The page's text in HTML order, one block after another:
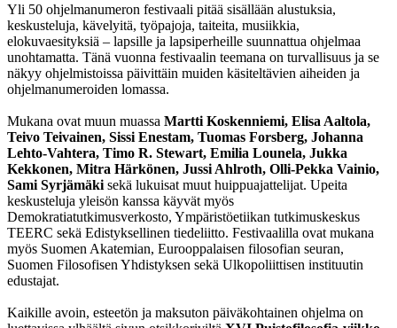
Yli 50 ohjelmanumeron festivaali pitää sisällään alustuksia,
keskusteluja, kävelyitä, työpajoja, taiteita, musiikkia,
elokuvaesityksiä – lapsille ja lapsiperheille suunnattua ohjelmaa
unohtamatta. Tänä vuonna festivaalin teemana on turvallisuus ja se
näkyy ohjelmistoissa päivittäin muiden käsiteltävien aiheiden ja
ohjelmanumeroiden lomassa.
Mukana ovat muun muassa Martti Koskenniemi, Elisa Aaltola,
Teivo Teivainen, Sissi Enestam, Tuomas Forsberg, Johanna
Lehto-Vahtera, Timo R. Stewart, Emilia Lounela, Jukka
Kekkonen, Mitra Härkönen, Jussi Ahlroth, Olli-Pekka Vainio,
Sami Syrjämäki sekä lukuisat muut huippuajattelijat. Upeita
keskusteluja yleisön kanssa käyvät myös
Demokratiatutkimusverkosto, Ympäristöetiikan tutkimuskeskus
TEERC sekä Edistyksellinen tiedeliitto. Festivaalilla ovat mukana
myös Suomen Akatemian, Eurooppalaisen filosofian seuran,
Suomen Filosofisen Yhdistyksen sekä Ulkopoliittisen instituutin
edustajat.
Kaikille avoin, esteetön ja maksuton päiväkohtainen ohjelma on